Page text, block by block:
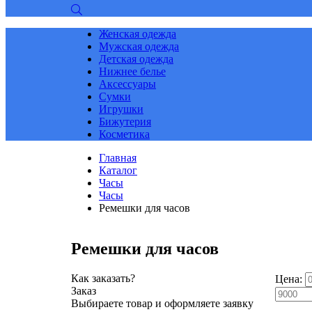
Женская одежда
Мужская одежда
Детская одежда
Нижнее белье
Аксессуары
Сумки
Игрушки
Бижутерия
Косметика
Главная
Каталог
Часы
Часы
Ремешки для часов
Ремешки для часов
Как заказать?
Заказ
Выбираете товар и оформляете заявку
Цена: